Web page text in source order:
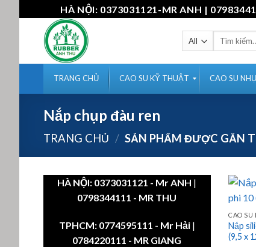
to
content
HÀ NỘI: 0373031121-MR ANH |
Tìm
TRANG CHỦ CAO SU KỸ THUẬT CAO SU
Nắp chụp đàu ren
TRANG CHỦ / SẢN PHẨM ĐƯỢC GẮN
HÀ NỘI: 0373031121 - Mr ANH |
0798344111 - MR THU
TPHCM: 0774595111 - Mr Hải|
0784220111 - MR GIANG
CAO SU
Nắp
(9,5 x